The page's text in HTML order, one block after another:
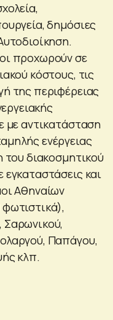
δημόσιες
προχωρούν σε
κόστους, τις
της περιφέρειας
με αντικατάσταση
ενέργειας
του διακοσμητικού
και
Αθηναίων
Παπάγου,
κλπ.